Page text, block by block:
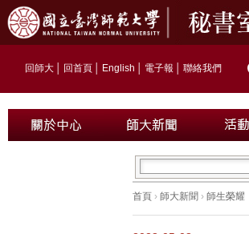
回師大 回首頁 English 電子報 聯絡我們
首頁 › 師大新聞 › 師生榮耀